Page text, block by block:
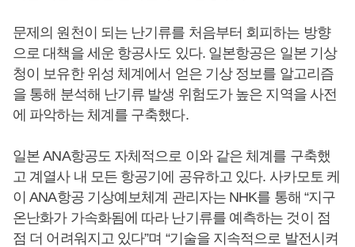
문제의 원천이 되는 난기류를 처음부터 회피하는 방향
으로 대책을 세운 항공사도 있다. 일본항공은 일본 기상
청이 보유한 위성 체계에서 얻은 기상 정보를 알고리즘
을 통해 분석해 난기류 발생 위험도가 높은 지역을 사전
에 파악하는 체계를 구축했다.
일본 ANA항공도 자체적으로 이와 같은 체계를 구축했
고 계열사 내 모든 항공기에 공유하고 있다. 사카모토 케
이 ANA항공 기상예보체계 관리자는 NHK를 통해 “지구
온난화가 가속화됨에 따라 난기류를 예측하는 것이 점
점 더 어려워지고 있다”며 “기술을 지속적으로 발전시켜